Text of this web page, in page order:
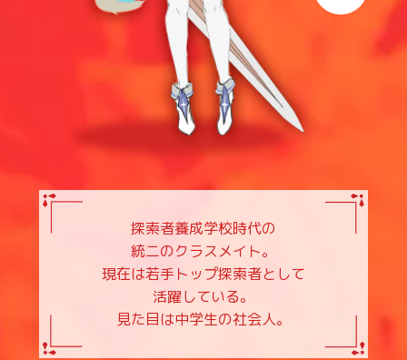
探索者養成学校時代の
統二のクラスメイト。
現在は若手トップ探索者として
活躍している。
見た目は中学生の社会人。